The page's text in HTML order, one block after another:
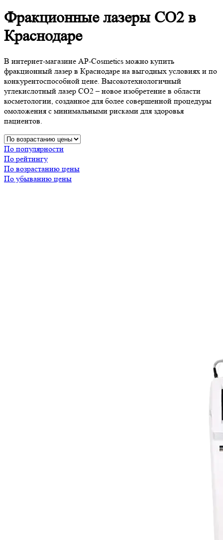
Фракционные лазеры CO2 в
Краснодаре
В интернет-магазине AP-Cosmetics можно купить
фракционный лазер в Краснодаре на выгодных условиях и по
конкурентоспособной цене. Высокотехнологичный
углекислотный лазер СО2 – новое изобретение в области
косметологии, созданное для более совершенной процедуры
омоложения с минимальными рисками для здоровья
пациентов.
По популярности
По рейтингу
По возрастанию цены
По убыванию цены